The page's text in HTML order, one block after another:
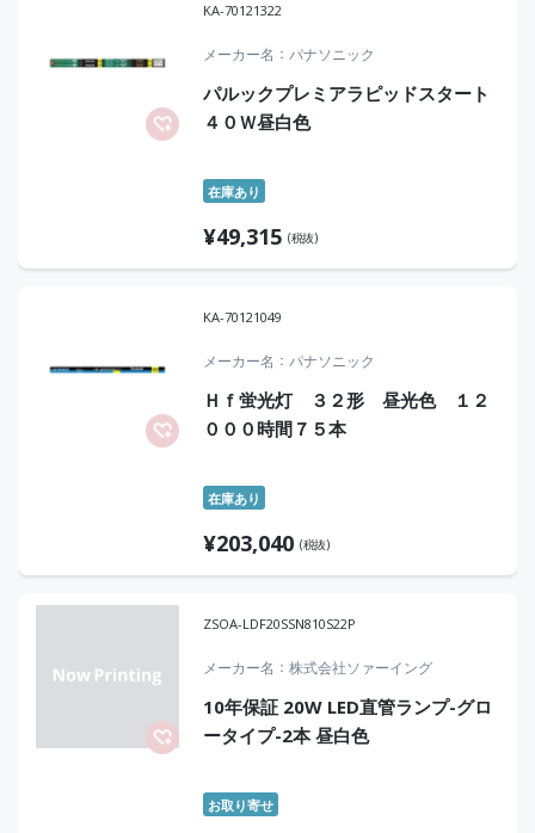
KA-70121322
メーカー名 パナソニック
パルックプレミアラピッドスタート
４０Ｗ昼白色
在庫あり
¥49,315 (税抜)
KA-70121049
メーカー名 パナソニック
Ｈｆ蛍光灯 ３２形 昼光色 １２
０００時間７５本
在庫あり
¥203,040 (税抜)
ZSOA-LDF20SSN810S22P
メーカー名 株式会社ソァーイング
10年保証 20W LED直管ランプ-グロ
ータイプ-2本 昼白色
お取り寄せ